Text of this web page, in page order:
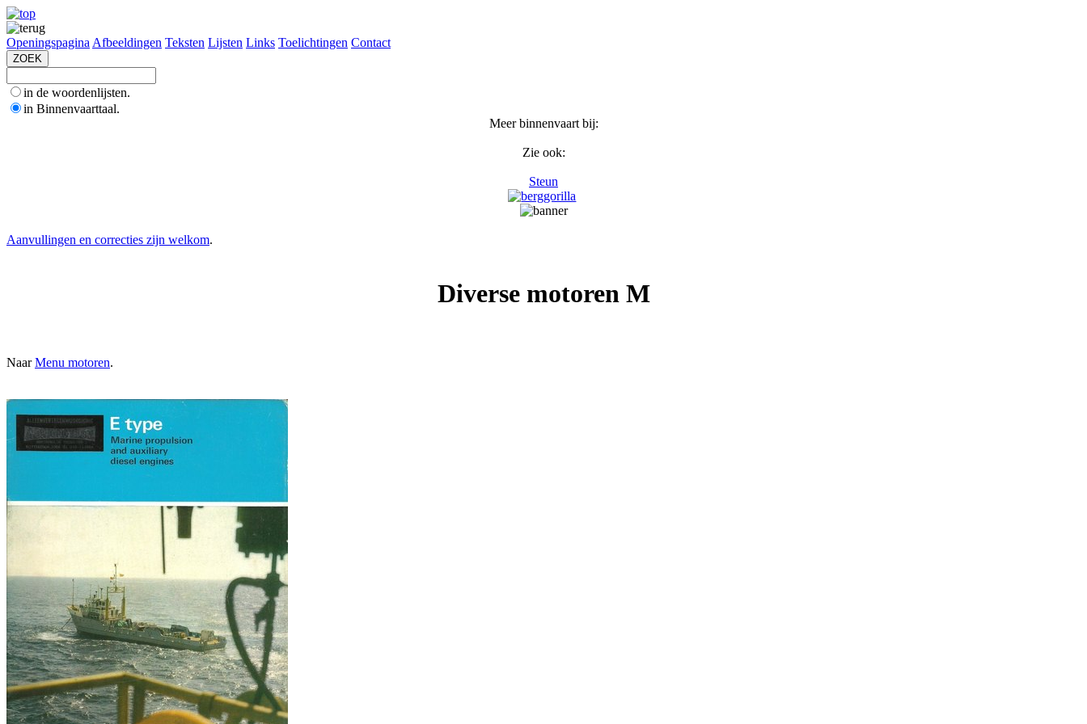
Openingspagina Afbeeldingen Teksten Lijsten Links Toelichtingen Contact
in de woordenlijsten.
in Binnenvaarttaal.
Meer binnenvaart bij:
Zie ook:
Steun
Aanvullingen en correcties zijn welkom.
Diverse motoren M
NaarMenu motoren.